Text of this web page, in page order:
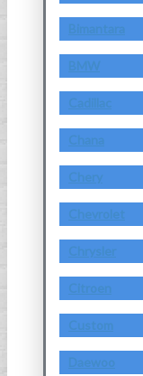
Bimantara
BMW
Cadillac
Chana
Chery
Chevrolet
Chrysler
Citroen
Custom
Daewoo